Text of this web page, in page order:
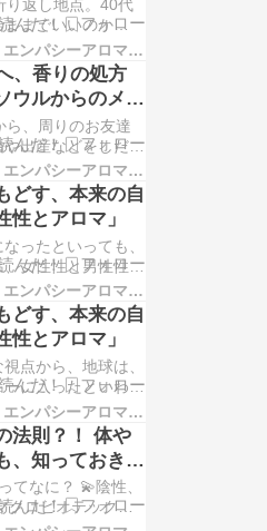
介護問題の現実
は？ 自己存在価
り返し地点。40代
までいいのか
がふえる年齢で
つの悩み事とは？
調、更年期障害
」子供の受験、親
からのプレッシ
費」老後の資金準
【横浜】エンパシーアロマ予報&アロマ講座
、香りの処方
ウルからのメッ
ら、周りのお友達
出産などをしだ
しようかな？」と
です。 30代の主な
は？ ①結婚はどう
む？産まない？③
④キャリアは？転
職？⑤住宅ローン、
【横浜】エンパシーアロマ予報&アロマ講座
どす、本来の自
性とアロマ」
ったといっても、
女性性と男性性が
ています。 そし
のではなく、相互に
係性。 聖なる女性
ロマ精油にてご紹
り戻す、本来の自
アロマ」』スピリ
【横浜】エンパシーアロマ予報&アロマ講座
どす、本来の自
性とアロマ」
点から、地球は、
に入ったといわれ
年続いた、魚座。
支配、競争、征服
新しい時代、それ
ギー、水瓶座の時
す。（2012年〜
うものの、いま…
【横浜】エンパシーアロマ予報&アロマ講座
法則？！ 体や
、知っておきた
てなに？ 💫陰性、
クロビオテックと
💫歯の構造にも